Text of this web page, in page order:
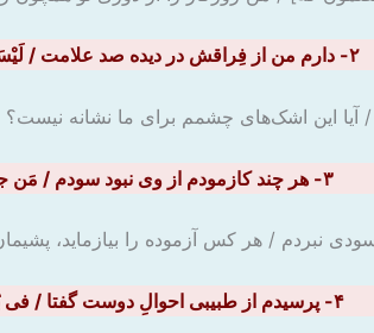
۲- دارم من از فِراقش در دیده صد علامت / لَیْسَتْ دُموعُ عَینی هٰذی لَنا الْعَلامَه؟
این اشک‌های چشمم برای ما نشانه نیست؟
۳- هر چند کازمودم از وی نبود سودم / مَن جرَّب المْجَرّب حلَّت بهِ الندامَه
نبردم / هر کس آزموده را بیازماید،
۴- پرسیدم از طبیبی احوالِ دوست گفتا / فی بُعْدِها عَذابٌ فی قُربِهَا السَّلامَه